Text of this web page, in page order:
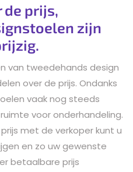
de prijs,
zijn
van tweedehands design
over de prijs. Ondanks
vaak nog steeds
voor onderhandeling.
met de verkoper kunt u
en zo uw gewenste
betaalbare prijs